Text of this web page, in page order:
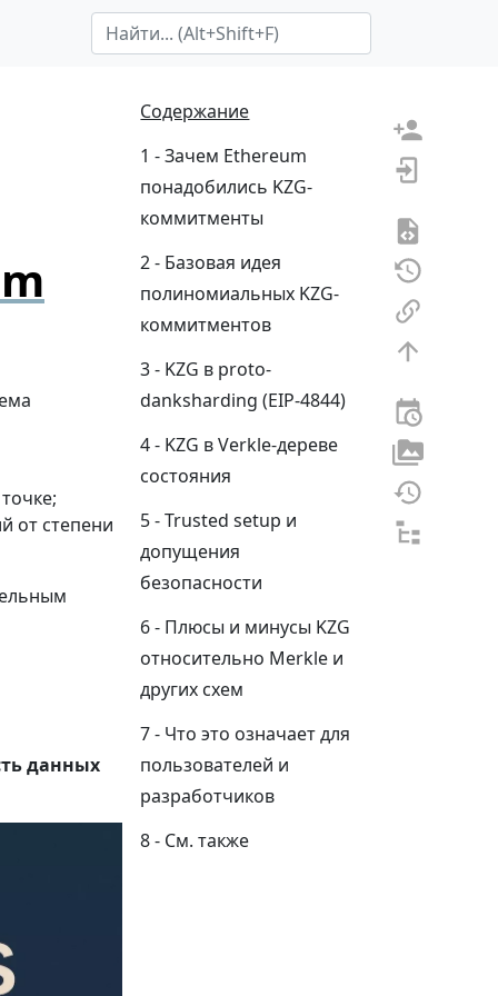
Search Term
Содержание
Зачем Ethereum
понадобились KZG-
коммитменты
Базовая идея
полиномиальных KZG-
коммитментов
KZG в proto-
danksharding (EIP-4844)
KZG в Verkle-дереве
состояния
Trusted setup и
допущения
безопасности
Плюсы и минусы KZG
относительно Merkle и
других схем
Что это означает для
пользователей и
разработчиков
См. также
от степени
данных